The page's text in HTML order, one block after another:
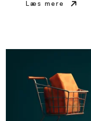
Læs mere